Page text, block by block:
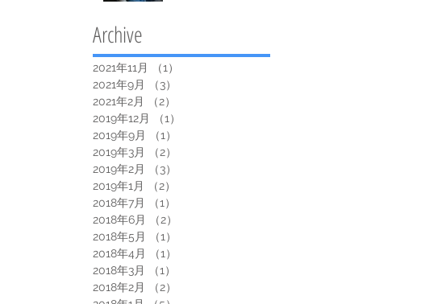
Archive
2021年11月 （1）
2021年9月
（3）
2021年2月
（2）
2019年12月
（1）
2019年9月
（1）
2019年3月
（2）
2019年2月
（3）
2019年1月
（2）
2018年7月
（1）
2018年6月
（2）
2018年5月
（1）
2018年4月
（1）
2018年3月
（1）
2018年2月
（2）